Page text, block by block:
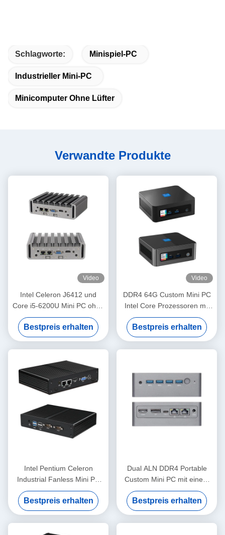
Schlagworte: Minispiel-PC
Industrieller Mini-PC
Minicomputer Ohne Lüfter
Verwandte Produkte
Video
Intel Celeron J6412 und
Core i5-6200U Mini PC ohne
Lüfter Industrieunterstützung
OEM und ODM
Bestpreis erhalten
Video
DDR4 64G Custom Mini PC
Intel Core Prozessoren mit
WiFi 6 Dual HD Single LAN
Bestpreis erhalten
Intel Pentium Celeron
Industrial Fanless Mini PC
unterstützt ODM-OEM-
Anpassung
Bestpreis erhalten
Dual ALN DDR4 Portable
Custom Mini PC mit einem
HDMI Dual Band WiFi und
TF Slot
Bestpreis erhalten